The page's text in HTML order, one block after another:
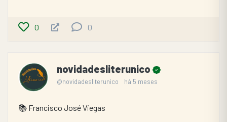
0 0
novidadesliterunico
@novidadesliterunico há 5 meses
📚 Francisco José Viegas